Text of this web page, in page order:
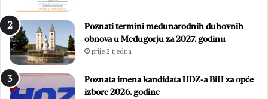
Poznati termini međunarodnih duhovnih
obnova u Međugorju za 2027. godinu
prije 2 tjedna
Poznata imena kandidata HDZ-a BiH za opće
izbore 2026. godine